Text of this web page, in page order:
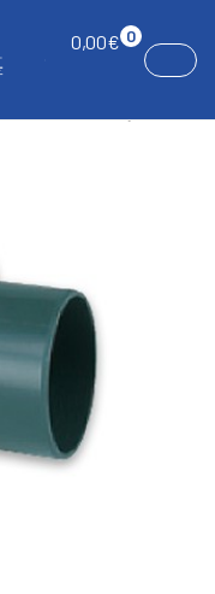
0,00€ 0